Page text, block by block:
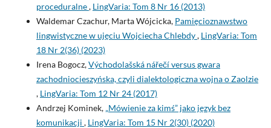
proceduralne, LingVaria: Tom 8 Nr 16 (2013)
Waldemar Czachur, Marta Wójcicka, Pamięcioznawstwo
lingwistyczne w ujęciu Wojciecha Chlebdy, LingVaria: Tom
18 Nr 2(36) (2023)
Irena Bogocz,Východolašská nářečí versus gwara
zachodniocieszyńska, czyli dialektologiczna wojna o Zaolzie
, LingVaria: Tom 12 Nr 24 (2017)
Andrzej Kominek, „Mówienie za kimś” jako język bez
komunikacji , LingVaria: Tom 15 Nr 2(30) (2020)